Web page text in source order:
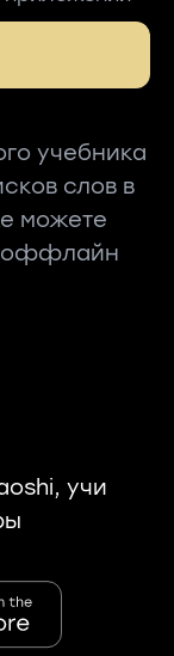
учебника
слов в
можете
оффлайн
учи